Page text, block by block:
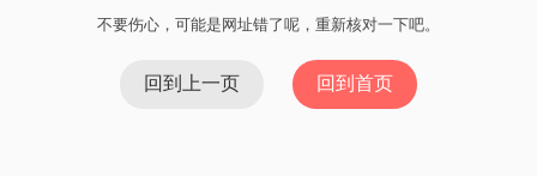
不要伤心，可能是网址错了呢，重新核对一下吧。
回到上一页 回到首页